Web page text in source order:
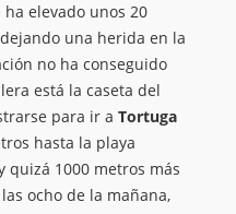
elevado unos 20
una herida en la
no ha conseguido
está la caseta del
para ir a Tortuga
hasta la playa
quizá 1000 metros más
ocho de la mañana,